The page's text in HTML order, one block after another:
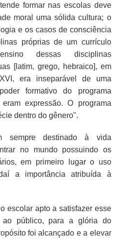
formar nas escolas deve
moral uma sólida cultura; o
e os casos de consciência
próprias de um currículo
dessas disciplinas
[latim, grego, hebraico], em
era inseparável de uma
formativo do programa
expressão. O programa
dentro do gênero".
sempre destinado à vida
no mundo possuindo os
em primeiro lugar o uso
a importância atribuída à
escolar apto a satisfazer esse
ao público, para a glória do
foi alcançado e a elevar